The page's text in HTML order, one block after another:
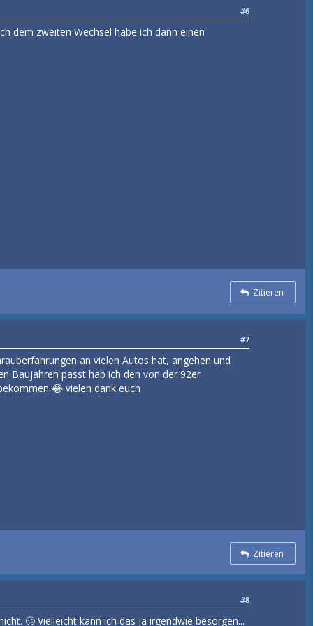
#6
dem zweiten Wechsel habe ich dann einen
Zitieren
#7
an vielen Autos hat, angehen und
Baujahren passt hab ich den von der 92er
😂 vielen dank euch
Zitieren
#8
🥴 Vielleicht kann ich das ja irgendwie besorgen...